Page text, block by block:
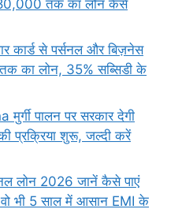
तक का लोन कैसे
से पर्सनल और बिज़नेस
का लोन, 35% सब्सिडी के
पालन पर सरकार देगी
प्रक्रिया शुरू, जल्दी करें
लोन 2026 जानें कैसे पाएं
भी 5 साल में आसान EMI के